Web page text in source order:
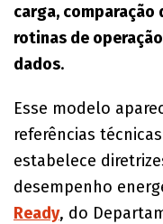
carga, comparação
rotinas de
dados.
Esse modelo
referências
estabelece
desempenho
Ready, do